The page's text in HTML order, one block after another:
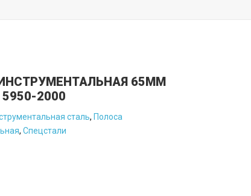
65ММ
2000
сталь, Полоса
, Спецстали